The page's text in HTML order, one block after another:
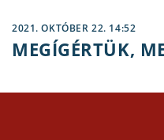
2021. OKTÓBER 22. 14:52
MEGÍGÉRTÜK,